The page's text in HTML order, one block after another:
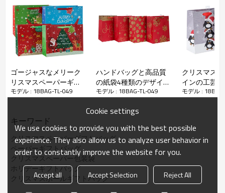
クリスマスギフト紙袋
ゴージャスなメリーク
リスマスペーパーギフ
トバッグ（4つのデザイ
モデル : 18BAG-TL-049
ハンドバッグと高品質
の紙袋4種類のデザイン
と異なるサイズのクリ
Tongleパッキングで盛
モデル : 18BAG-TL-049
クリスマス
インの工芸
デザインと
モデル :
キーワード
クリスマスペーパーギフトバッグ
ペーパーギフトバッグ
クリスマスペーパー包装袋
ホリデーギフトバッグ
クリスマスボールギフトバッグ
Cookie settings
We use cookies to provide you with the best possible
experience. They also allow us to analyze user behavior in
order to constantly improve the website for you.
Accept all Accept Selection
Reject All